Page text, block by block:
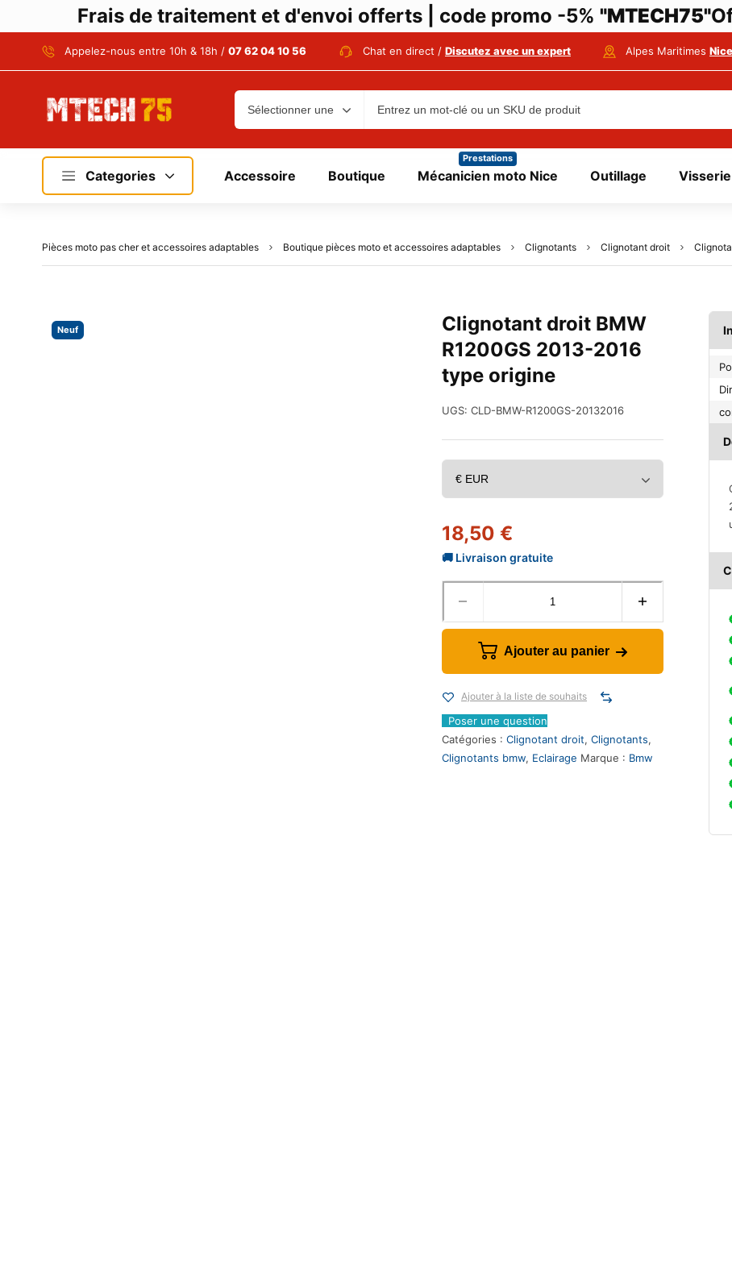
Frais de traitement et d'envoi offerts | code promo -5% "MTECH75"
Appelez-nous entre 10h & 18h / 07 62 04 10 56 Chat en direct / Discutez avec un expert Alpes Maritimes
Categories Accessoire Boutique Mécanicien moto Nice
Prestations
Outillage Visserie
Pièces moto pas cher et accessoires adaptables Boutique pièces moto et accessoires adaptables Clignotants Clignotant droit
Neuf
Clignotant droit BMW
R1200GS 2013-2016
type origine
UGS: CLD-BMW-R1200GS-20132016
18,50 €
Ajouter au panier
Ajouter à la liste de souhaits
Poser une question
Catégories : Clignotant droit, Clignotants,
Clignotants bmw, Eclairage Marque : Bmw